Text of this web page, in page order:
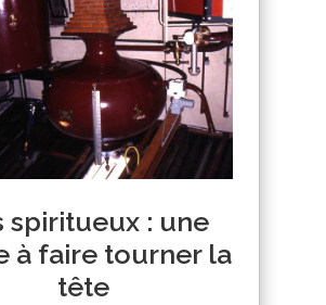
spiritueux : une
à faire tourner la
tête